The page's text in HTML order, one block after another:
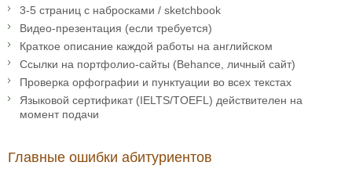
3-5 страниц с набросками / sketchbook
Видео-презентация (если требуется)
Краткое описание каждой работы на английском
Ссылки на портфолио-сайты (Behance, личный сайт)
Проверка орфографии и пунктуации во всех текстах
Языковой сертификат (IELTS/TOEFL) действителен на
момент подачи
Главные ошибки абитуриентов